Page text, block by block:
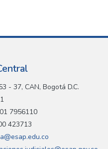
- 37, CAN, Bogotá D.C.
7956110
423713